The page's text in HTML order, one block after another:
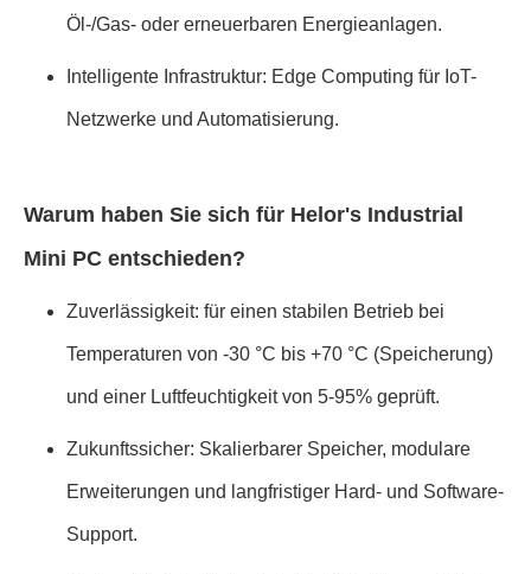
Öl-/Gas- oder erneuerbaren Energieanlagen.
Intelligente Infrastruktur: Edge Computing für IoT-
Netzwerke und Automatisierung.
Warum haben Sie sich für Helor's Industrial
Mini PC entschieden?
Zuverlässigkeit: für einen stabilen Betrieb bei
Temperaturen von -30 °C bis +70 °C (Speicherung)
und einer Luftfeuchtigkeit von 5-95% geprüft.
Zukunftssicher: Skalierbarer Speicher, modulare
Erweiterungen und langfristiger Hard- und Software-
Support.